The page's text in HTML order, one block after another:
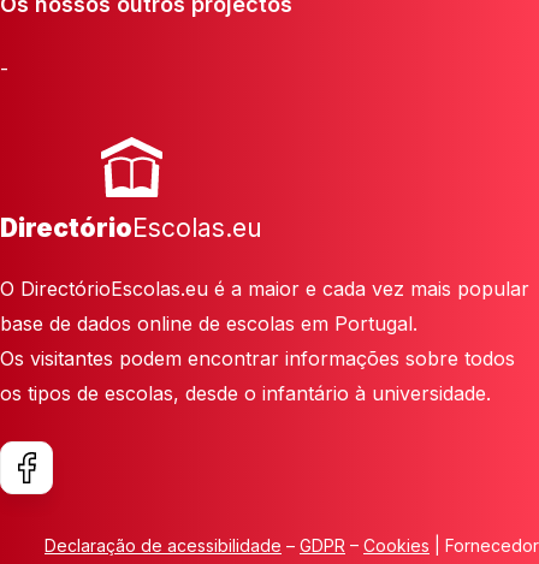
-
DirectórioEscolas.eu
O DirectórioEscolas.eu é a maior e cada vez mais popular
base de dados online de escolas em Portugal.
Os visitantes podem encontrar informações sobre todos
os tipos de escolas, desde o infantário à universidade.
Declaração de acessibilidade – GDPR – Cookies | Fornecedor